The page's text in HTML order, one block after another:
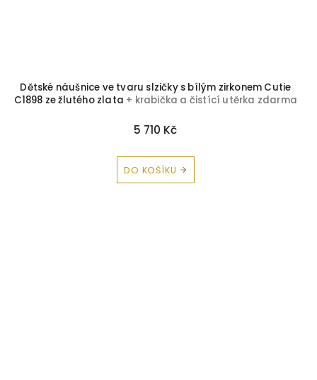
Dětské náušnice ve tvaru slzičky s bílým zirkonem Cutie
C1898 ze žlutého zlata + krabička a čistící utěrka zdarma
5 710 Kč
DO KOŠÍKU